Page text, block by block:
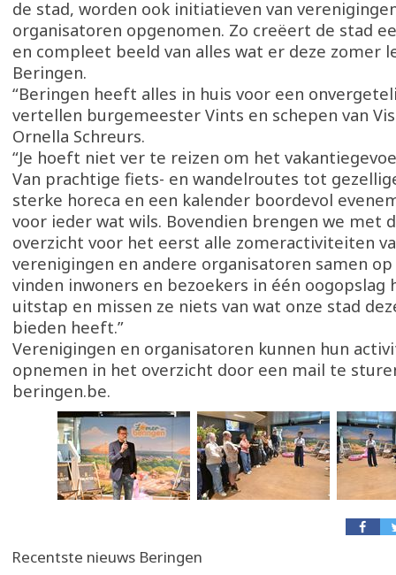
de stad, worden ook initiatieven van
organisatoren opgenomen. Zo creëert de stad
en compleet beeld van alles wat er deze zomer
Beringen.
“Beringen heeft alles in huis voor een
vertellen burgemeester Vints en schepen van
Ornella Schreurs.
“Je hoeft niet ver te reizen om het
Van prachtige fiets- en wandelroutes tot
sterke horeca en een kalender boordevol
voor ieder wat wils. Bovendien brengen we met
overzicht voor het eerst alle zomeractiviteiten
verenigingen en andere organisatoren samen
vinden inwoners en bezoekers in één oogopslag
uitstap en missen ze niets van wat onze stad
bieden heeft.”
Verenigingen en organisatoren kunnen hun
opnemen in het overzicht door een mail te
beringen.be.
Recentste nieuws Beringen